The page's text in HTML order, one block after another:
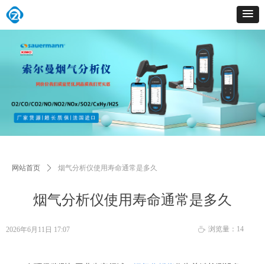
烟气分析仪使用寿命通常是多久
网站首页 ꄲ 烟气分析仪使用寿命通常是多久
2026年6月11日 17:07 ꄘ 浏览量： 14